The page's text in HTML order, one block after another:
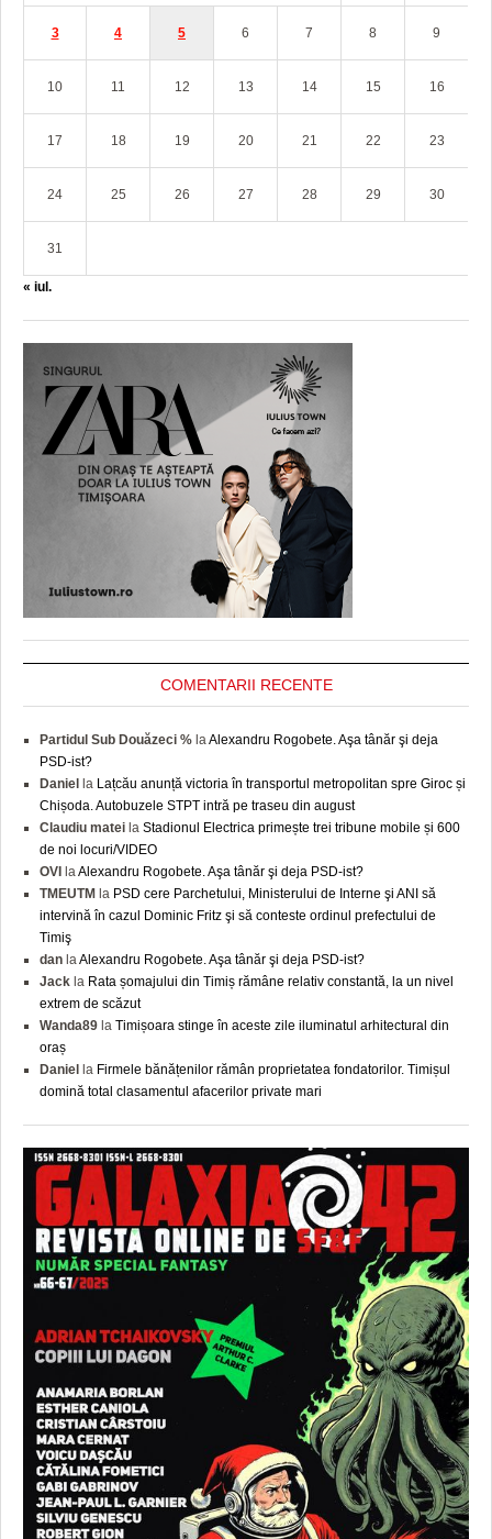
3 4 5 6 7 8 9
10 11 12 13 14 15 16
17 18 19 20 21 22 23
24 25 26 27 28 29 30
31
« iul.
COMENTARII RECENTE
Partidul Sub Douăzeci % la Alexandru Rogobete. Aşa tânăr şi deja
PSD-ist?
Daniel la Lațcău anunță victoria în transportul metropolitan spre Giroc și
Chișoda. Autobuzele STPT intră pe traseu din august
Claudiu matei la Stadionul Electrica primește trei tribune mobile și 600
de noi locuri/VIDEO
OVI la Alexandru Rogobete. Aşa tânăr şi deja PSD-ist?
TMEUTM la PSD cere Parchetului, Ministerului de Interne şi ANI să
intervină în cazul Dominic Fritz şi să conteste ordinul prefectului de
Timiş
dan la Alexandru Rogobete. Aşa tânăr şi deja PSD-ist?
Jack la Rata șomajului din Timiș rămâne relativ constantă, la un nivel
extrem de scăzut
Wanda89 la Timișoara stinge în aceste zile iluminatul arhitectural din
oraș
Daniel la Firmele bănățenilor rămân proprietatea fondatorilor. Timișul
domină total clasamentul afacerilor private mari